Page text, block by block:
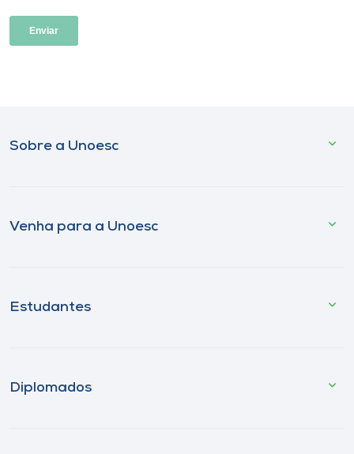
Sobre a Unoesc
Venha para a Unoesc
Estudantes
Diplomados